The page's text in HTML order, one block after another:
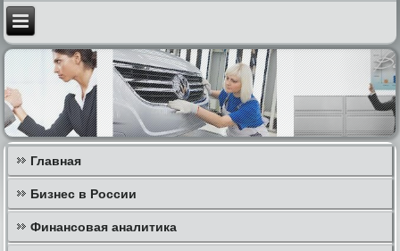
Главная
Бизнес в России
Финансовая аналитика